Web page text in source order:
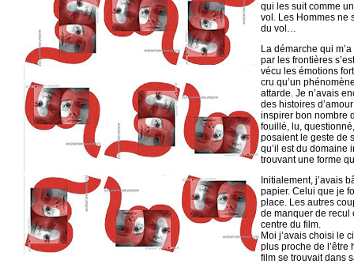
qui les suit comme
vol. Les Hommes ne
du vol…
La démarche qui
par les frontières
vécu les émotions
cru qu’un
attarde. Je n’avais
des histoires
inspirer bon nombre
fouillé, lu,
posaient le geste de
qu’il est du domaine
trouvant une forme
Initialement, j’avais
papier. Celui que je
place. Les autres
de manquer de recul
centre du film.
Moi j’avais choisi le
plus proche de l’être
film se trouvait dans